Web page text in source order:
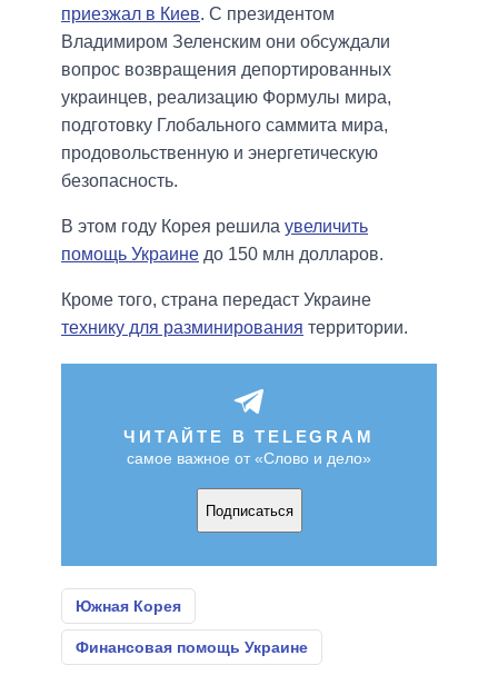
приезжал в Киев. С президентом
Владимиром Зеленским они обсуждали
вопрос возвращения депортированных
украинцев, реализацию Формулы мира,
подготовку Глобального саммита мира,
продовольственную и энергетическую
безопасность.
В этом году Корея решила увеличить
помощь Украине до 150 млн долларов.
Кроме того, страна передаст Украине
технику для разминирования территории.
ЧИТАЙТЕ В TELEGRAM
самое важное от «Слово и дело»
Подписаться
Южная Корея
Финансовая помощь Украине